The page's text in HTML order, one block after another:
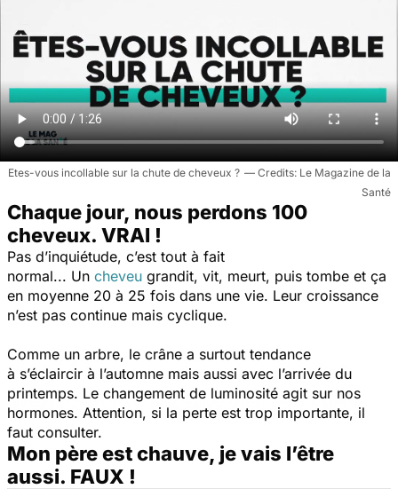
Etes-vous incollable sur la chute de cheveux ?
Le Magazine de la
Santé
Chaque jour, nous perdons 100
cheveux. VRAI !
Pas d’inquiétude, c’est tout à fait
normal... Un cheveu grandit, vit, meurt, puis tombe et ça
en moyenne 20 à 25 fois dans une vie. Leur croissance
n’est pas continue mais cyclique.
Comme un arbre, le crâne a surtout tendance
à s’éclaircir à l’automne mais aussi avec l’arrivée du
printemps. Le changement de luminosité agit sur nos
hormones. Attention, si la perte est trop importante, il
faut consulter.
Mon père est chauve, je vais l’être
aussi. FAUX !